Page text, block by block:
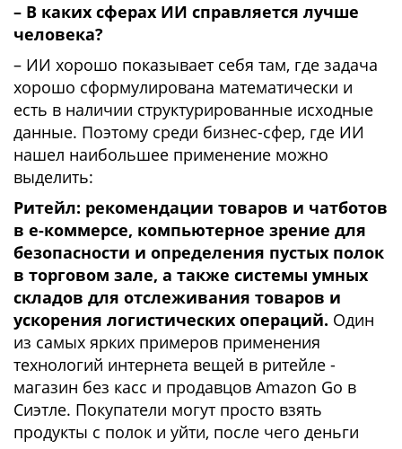
– В каких сферах ИИ справляется лучше
человека?
– ИИ хорошо показывает себя там, где задача
хорошо сформулирована математически и
есть в наличии структурированные исходные
данные. Поэтому среди бизнес-сфер, где ИИ
нашел наибольшее применение можно
выделить:
Ритейл: рекомендации товаров и чатботов
в е-коммерсе, компьютерное зрение для
безопасности и определения пустых полок
в торговом зале, а также системы умных
складов для отслеживания товаров и
ускорения логистических операций. Один
из самых ярких примеров применения
технологий интернета вещей в ритейле -
магазин без касс и продавцов Amazon Go в
Сиэтле. Покупатели могут просто взять
продукты с полок и уйти, после чего деньги